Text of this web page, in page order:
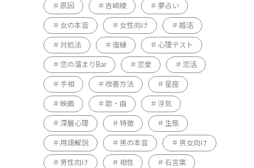
原因 吉崎綾 夢占い
女の本音 女性向け 婚活
対処法 復縁 心理テスト
恋の溜まりBar 恋愛 恋活
手相 改善方法 星座
映画 歌・曲 浮気
深層心理 特徴 生態
用語解説 男の本音 男女向け
男性向け 相性 石言葉